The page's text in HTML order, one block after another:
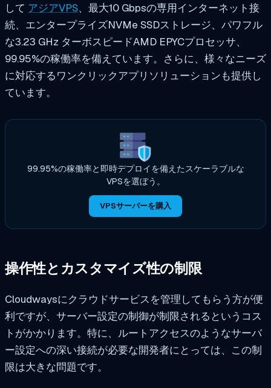
して アジアVPS、最大10 Gbpsの専用インターネット接
続、エンタープライズNVMe SSDストレージ、パワフル
な3.23 GHz ターボスピードAMD EPYCプロセッサ、
99.95%の稼働率を備えています。さらに、様々なニーズ
に対応するワンクリックアプリソリューションも提供し
ています。
99.95%の稼働率と即時デプロイを備えたスケーラブルな
VPSを選ぼう。
VPSサーバーを購入
操作性とカスタマイズ性の制限
Cloudwaysにクラウドサービスを管理してもらう方が便
利ですが、サーバー設定の制御が制限されるというコス
トがかかります。特に、ルートアクセスのようなサーバ
ー設定への深い接続が必要な開発者にとっては、この制
限は大きな問題です。